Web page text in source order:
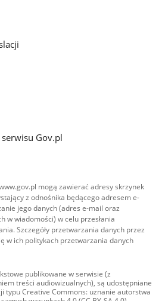
Gov.pl
mogą zawierać adresy skrzynek
z odnośnika będącego adresem e-
jego danych (adres e-mail oraz
w wiadomości) w celu przesłania
Szczegóły przetwarzania danych przez
w ich politykach przetwarzania danych
publikowane w serwisie (z
treści audiowizualnych), są udostępniane
typu Creative Commons: uznanie autorstwa